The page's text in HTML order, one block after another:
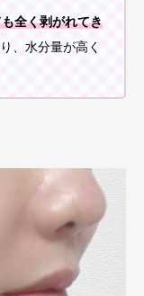
全く剥がれてき
、水分量が高く